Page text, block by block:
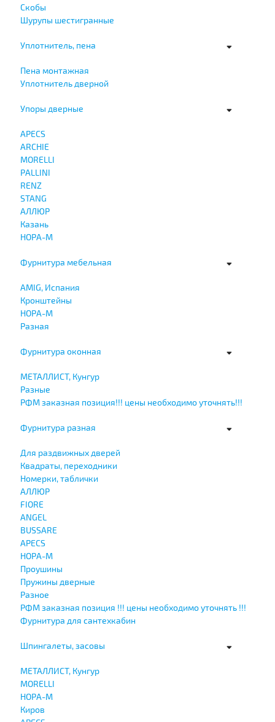
Скобы
Шурупы шестигранные
Уплотнитель, пена
Пена монтажная
Уплотнитель дверной
Упоры дверные
APECS
ARCHIE
MORELLI
PALLINI
RENZ
STANG
АЛЛЮР
Казань
НОРА-М
Фурнитура мебельная
AMIG, Испания
Кронштейны
НОРА-М
Разная
Фурнитура оконная
МЕТАЛЛИСТ, Кунгур
Разные
РФМ заказная позиция!!! цены необходимо уточнять!!!
Фурнитура разная
Для раздвижных дверей
Квадраты, переходники
Номерки, таблички
АЛЛЮР
FIORE
ANGEL
BUSSARE
APECS
НОРА-М
Проушины
Пружины дверные
Разное
РФМ заказная позиция !!! цены необходимо уточнять !!!
Фурнитура для сантехкабин
Шпингалеты, засовы
МЕТАЛЛИСТ, Кунгур
MORELLI
НОРА-М
Киров